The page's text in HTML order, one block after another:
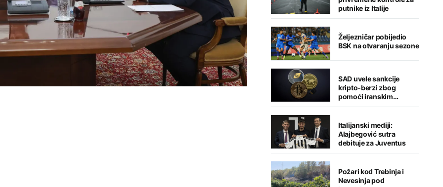
putnike iz Italije
Željezničar pobijedio
BSK na otvaranju sezone
SAD uvele sankcije
kripto-berzi zbog
pomoći iranskim
snagama
Italijanski mediji:
Alajbegović sutra
debituje za Juventus
Požari kod Trebinja i
Nevesinja pod